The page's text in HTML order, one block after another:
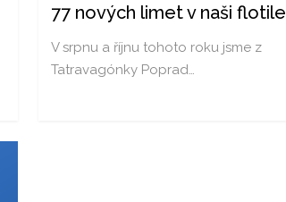
77 nových limet v naši flotile
V srpnu a říjnu tohoto roku jsme z
Tatravagónky Poprad…